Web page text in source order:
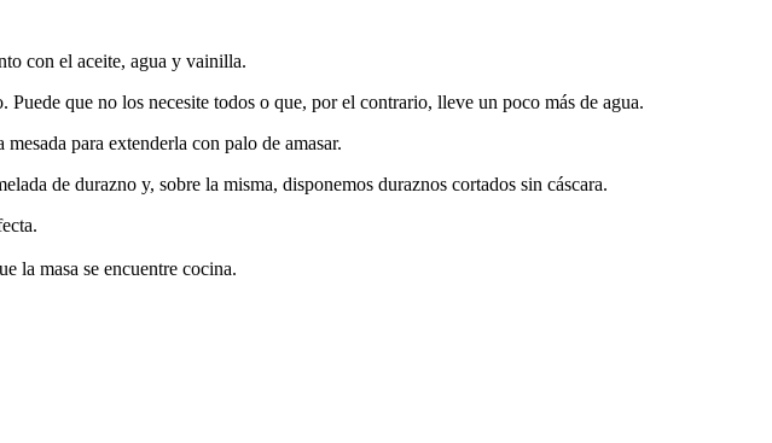
con el aceite, agua y vainilla.
que no los necesite todos o que, por el contrario, lleve un poco más de agua.
para extenderla con palo de amasar.
de durazno y, sobre la misma, disponemos duraznos cortados sin cáscara.
la masa se encuentre cocina.